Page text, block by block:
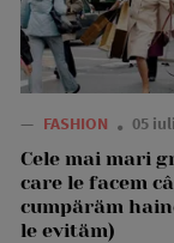
— FASHION 05
Cele mai mari
care le facem
cumpărăm
le evităm)